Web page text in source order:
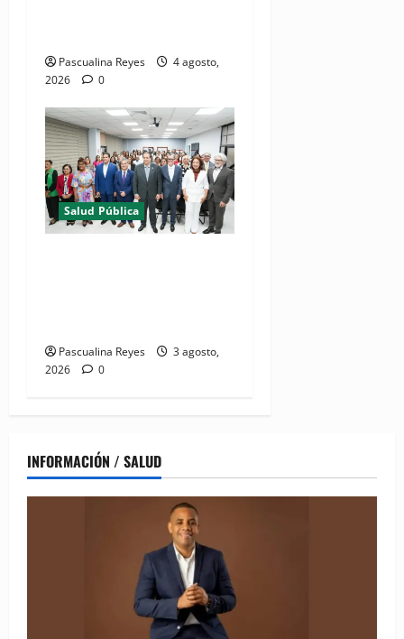
Pascualina Reyes
4 agosto,
2026
0
Salud Pública
Pascualina Reyes
3 agosto,
2026
0
INFORMACIÓN / SALUD